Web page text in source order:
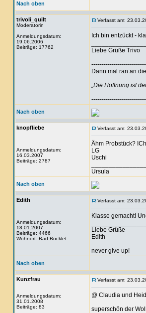
Nach oben
trivoli_quilt
Moderatorin
Anmeldungsdatum:
19.06.2006
Beiträge: 17762
Verfasst am:
Ich bin entzückt -
Liebe Grüße Trivo
Dann mal ran an
„Die Hoffnung ist
Nach oben
knopfliebe
Anmeldungsdatum:
16.03.2007
Beiträge: 2787
Verfasst am:
Ähm Probstück?
LG
Uschi
Ursula
Nach oben
Edith
Anmeldungsdatum:
18.01.2007
Beiträge: 4466
Wohnort: Bad Bocklet
Verfasst am:
Klasse gemacht!
Liebe Grüße
Edith
never give up!
Nach oben
Kunzfrau
Anmeldungsdatum:
31.01.2008
Beiträge: 83
Verfasst am:
@ Claudia und
superschön der